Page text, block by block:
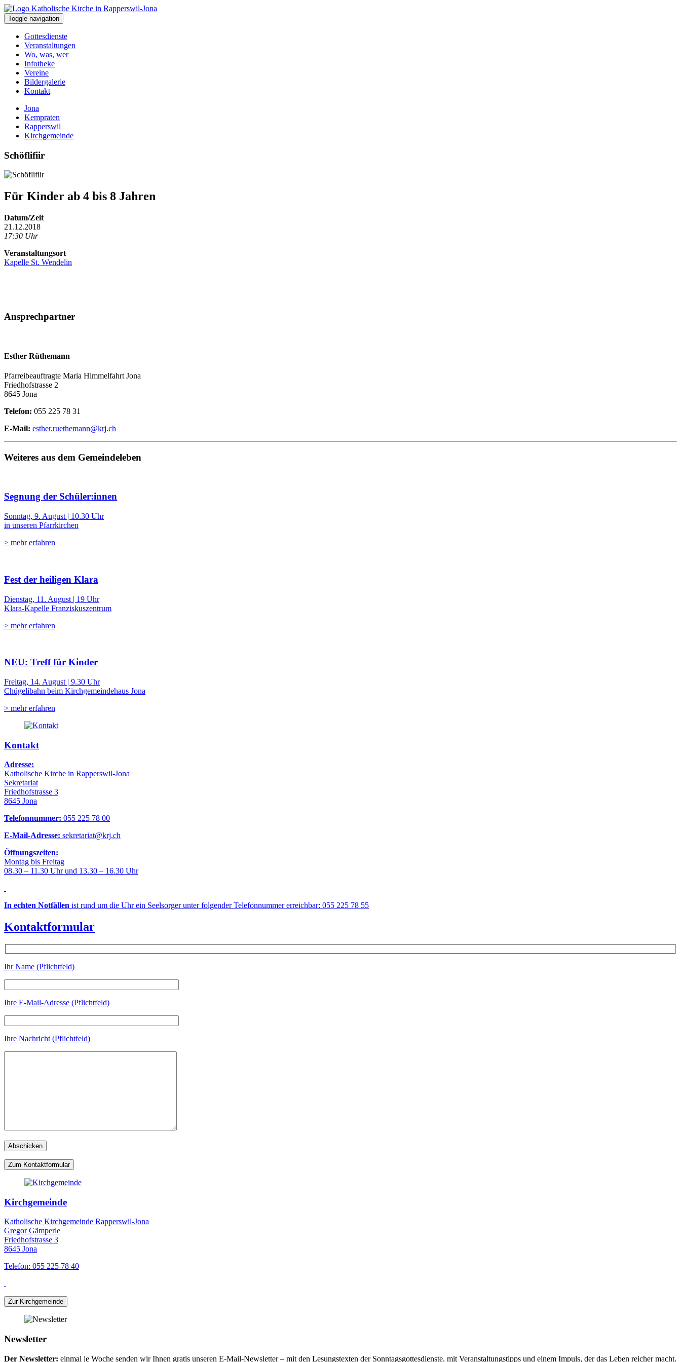
Toggle navigation
Gottesdienste
Veranstaltungen
Wo, was, wer
Infotheke
Vereine
Bildergalerie
Kontakt
Jona
Kempraten
Rapperswil
Kirchgemeinde
Schöflifiir
Für Kinder ab 4 bis 8 Jahren
Datum/Zeit
21.12.2018
17:30 Uhr
Veranstaltungsort
Kapelle St. Wendelin
Ansprechpartner
Esther Rüthemann
Pfarreibeauftragte Maria Himmelfahrt Jona
Friedhofstrasse 2
8645 Jona
Telefon: 055 225 78 31
E-Mail: esther.ruethemann@krj.ch
Weiteres aus dem Gemeindeleben
Segnung der Schüler:innen
Sonntag, 9. August | 10.30 Uhr
in unseren Pfarrkirchen
> mehr erfahren
Fest der heiligen Klara
Dienstag, 11. August | 19 Uhr
Klara-Kapelle Franziskuszentrum
> mehr erfahren
NEU: Treff für Kinder
Freitag, 14. August | 9.30 Uhr
Chügelibahn beim Kirchgemeindehaus Jona
> mehr erfahren
Kontakt
Adresse:
Katholische Kirche in Rapperswil-Jona
Sekretariat
Friedhofstrasse 3
8645 Jona
Telefonnummer: 055 225 78 00
E-Mail-Adresse: sekretariat@krj.ch
Öffnungszeiten:
Montag bis Freitag
08.30 – 11.30 Uhr und 13.30 – 16.30 Uhr
In echten Notfällen ist rund um die Uhr ein Seelsorger unter folgender Telefonnummer erreichbar: 055 225 78 55
Kontaktformular
Ihr Name (Pflichtfeld)
Ihre E-Mail-Adresse (Pflichtfeld)
Ihre Nachricht (Pflichtfeld)
Zum Kontaktformular
Kirchgemeinde
Katholische Kirchgemeinde Rapperswil-Jona
Gregor Gämperle
Friedhofstrasse 3
8645 Jona
Telefon: 055 225 78 40
Zur Kirchgemeinde
Newsletter
Der Newsletter: einmal je Woche senden wir Ihnen gratis unseren E-Mail-Newsletter – mit den Lesungstexten der Sonntagsgottesdienste, mit Veranstaltungstipps und einem Impuls, der das Leben reicher macht.